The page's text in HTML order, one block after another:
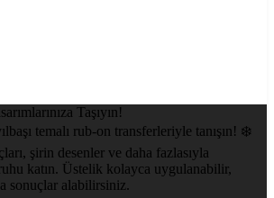
Taşıyın!
temalı rub-on transferleriyle tanışın! ❄️
şirin desenler ve daha fazlasıyla
katın. Üstelik kolayca uygulanabilir,
sonuçlar alabilirsiniz.